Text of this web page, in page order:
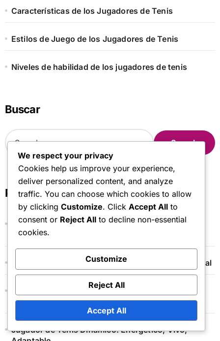
Características de los Jugadores de Tenis
Estilos de Juego de los Jugadores de Tenis
Niveles de habilidad de los jugadores de tenis
Buscar
S
e
h
f
r
Publicaciones recientes
Jugador de Tenis Emocional: Apasionado,
Expresivo, Intenso
Jugador de Tenis Casual: Relajado, Divertido, Social
Jugador de Tenis Junior Elite: De primer nivel,
Competitivo, Hábil
Jugador de Tenis Dinámico: Energético, Vivo,
We respect your privacy
Cookies help us improve your experience,
deliver personalized content, and analyze
traffic. You can choose which cookies to allow
by clicking Customize. Click Accept All to
consent or Reject All to decline non-essential
cookies.
Customize
Reject All
Accept All